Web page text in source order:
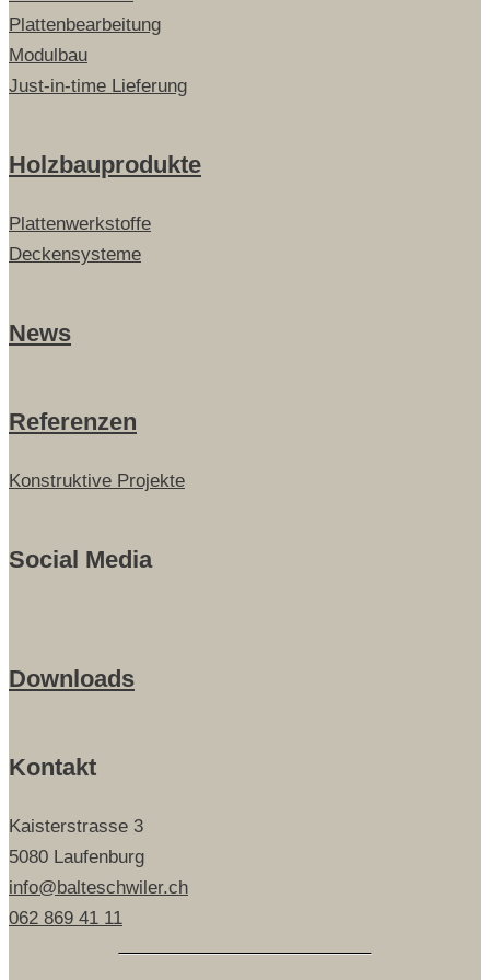
Plattenbearbeitung
Modulbau
Just-in-time Lieferung
Holzbauprodukte
Plattenwerkstoffe
Deckensysteme
News
Referenzen
Konstruktive Projekte
Social Media
Downloads
Kontakt
Kaisterstrasse 3
5080 Laufenburg
info@balteschwiler.ch
062 869 41 11